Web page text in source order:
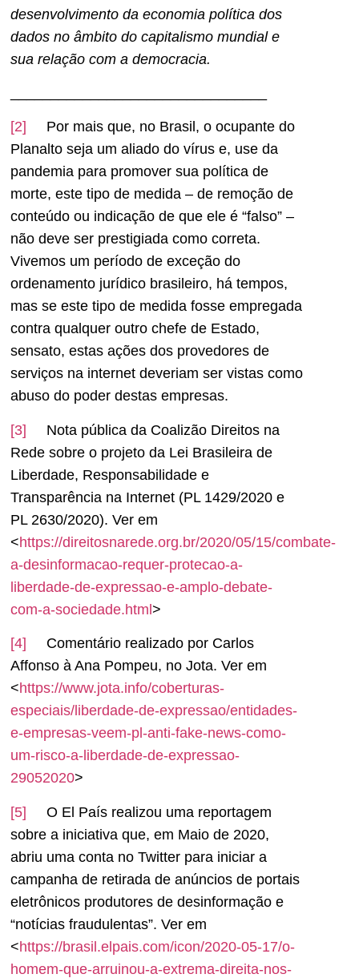
desenvolvimento da economia política dos
dados no âmbito do capitalismo mundial e
sua relação com a democracia.
[2] Por mais que, no Brasil, o ocupante do
Planalto seja um aliado do vírus e, use da
pandemia para promover sua política de
morte, este tipo de medida – de remoção de
conteúdo ou indicação de que ele é “falso” –
não deve ser prestigiada como correta.
Vivemos um período de exceção do
ordenamento jurídico brasileiro, há tempos,
mas se este tipo de medida fosse empregada
contra qualquer outro chefe de Estado,
sensato, estas ações dos provedores de
serviços na internet deveriam ser vistas como
abuso do poder destas empresas.
[3] Nota pública da Coalizão Direitos na
Rede sobre o projeto da Lei Brasileira de
Liberdade, Responsabilidade e
Transparência na Internet (PL 1429/2020 e
PL 2630/2020). Ver em
<https://direitosnarede.org.br/2020/05/15/combate-
a-desinformacao-requer-protecao-a-
liberdade-de-expressao-e-amplo-debate-
com-a-sociedade.html>
[4] Comentário realizado por Carlos
Affonso à Ana Pompeu, no Jota. Ver em
<https://www.jota.info/coberturas-
especiais/liberdade-de-expressao/entidades-
e-empresas-veem-pl-anti-fake-news-como-
um-risco-a-liberdade-de-expressao-
29052020>
[5] O El País realizou uma reportagem
sobre a iniciativa que, em Maio de 2020,
abriu uma conta no Twitter para iniciar a
campanha de retirada de anúncios de portais
eletrônicos produtores de desinformação e
“notícias fraudulentas”. Ver em
<https://brasil.elpais.com/icon/2020-05-17/o-
homem-que-arruinou-a-extrema-direita-nos-